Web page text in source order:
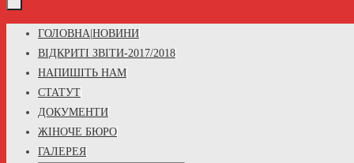
Skip
content
ГОЛОВНА|НОВИНИ
ВІДКРИТІ ЗВІТИ-2017/2018
НАПИШІТЬ НАМ
СТАТУТ
ДОКУМЕНТИ
ЖІНОЧЕ БЮРО
ГАЛЕРЕЯ